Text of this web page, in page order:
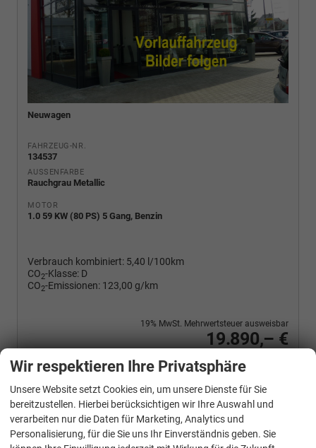
Neuwagen
FAHRZEUG-NR.
134537
AUSSENFARBE
Rauchgrau Metallic
MOTOR
1.0 59 KW (80 PS) 5 Gang, Benzin
Verbrauch kombiniert: 5,40 l/100km
CO2-Klasse: D
CO2-Emissionen: 123,00 g/km
19.890,– €
19% MwSt. Mehrwertsteuer ausweisbar
Wir rufen Sie an
PDF-Fahrzeugexposé drucken
Fahrzeug drucken, parken oder vergleichen
Volkswagen Polo
Wir respektieren Ihre Privatsphäre
Unsere Website setzt Cookies ein, um unsere Dienste für Sie
bereitzustellen. Hierbei berücksichtigen wir Ihre Auswahl und
verarbeiten nur die Daten für Marketing, Analytics und
Personalisierung, für die Sie uns Ihr Einverständnis geben. Sie